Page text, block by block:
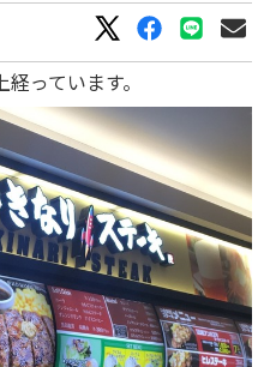
っています。